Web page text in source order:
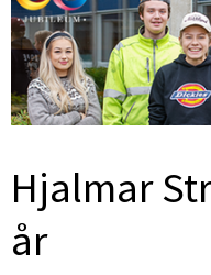
Hjalmar
år